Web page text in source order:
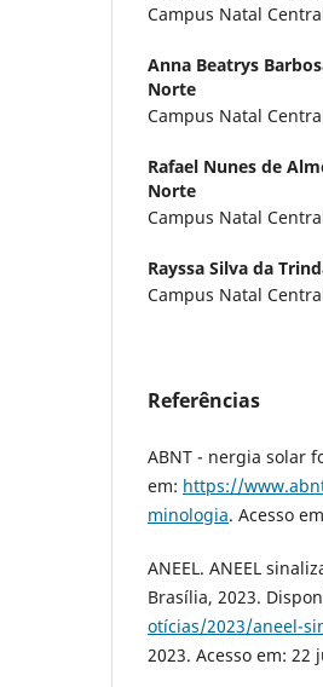
Campus Natal
Anna Beatrys
Norte
Campus Natal
Rafael Nunes de
Norte
Campus Natal
Rayssa Silva da
Campus Natal
Referências
ABNT - nergia solar
em: https://
minologia. Acesso
ANEEL. ANEEL
Brasília, 2023.
otícias/2023/aneel-
2023. Acesso em: 22